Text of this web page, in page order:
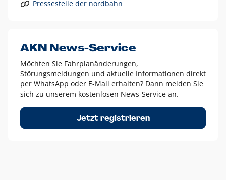
Alle anderen Logo-Varianten dürfen nur in Ausnahmefällen
Diese Ausnahmen sind zum Beispiel:
dem AKN Blau,
weißes Logo auf Fotohintergründen,
schwarzes Logo für reine Schwarz-Weiß-Umsetzungen
Um das Logo herum muss ein Schutzraum von jeweils einer
Höhe bzw. Breite des N aus AKN in alle Richtungen
Pressestelle der nordbahn
AKN News-Service
Möchten Sie Fahrplanänderungen,
Störungsmeldungen und aktuelle Informationen direkt
per WhatsApp oder E-Mail erhalten? Dann melden Sie
sich zu unserem kostenlosen News-Service an.
Jetzt registrieren